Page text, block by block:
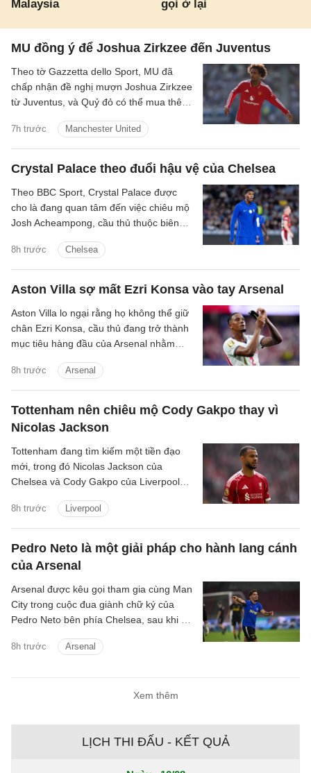
Malaysia gọi ở lại
MU đồng ý để Joshua Zirkzee đến Juventus
7h trước Manchester United
Theo tờ Gazzetta dello Sport, MU đã
chấp nhận đề nghị mượn Joshua Zirkzee
từ Juventus, và Quỷ đỏ có thể mua thêm
2026.
Crystal Palace theo đuổi hậu vệ của Chelsea
8h trước Chelsea
Theo BBC Sport, Crystal Palace được
cho là đang quan tâm đến việc chiêu mộ
Josh Acheampong, cầu thủ thuộc biên
Aston Villa sợ mất Ezri Konsa vào tay Arsenal
8h trước Arsenal
Aston Villa lo ngại rằng họ không thể giữ
chân Ezri Konsa, cầu thủ đang trở thành
mục tiêu hàng đầu của Arsenal nhằm
Tottenham nên chiêu mộ Cody Gakpo thay vì
Nicolas Jackson
8h trước Liverpool
Tottenham đang tìm kiếm một tiền đạo
mới, trong đó Nicolas Jackson của
Chelsea và Cody Gakpo của Liverpool
của họ.
Pedro Neto là một giải pháp cho hành lang cánh
của Arsenal
8h trước Arsenal
Arsenal được kêu gọi tham gia cùng Man
City trong cuộc đua giành chữ ký của
Pedro Neto bên phía Chelsea, sau khi bỏ
Xem thêm
LỊCH THI ĐẤU - KẾT QUẢ